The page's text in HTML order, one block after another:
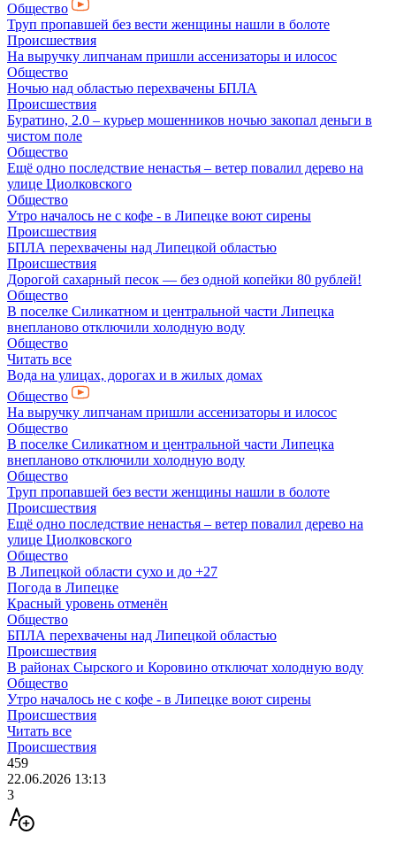
Общество
Труп пропавшей без вести женщины нашли в болоте
Происшествия
На выручку липчанам пришли ассенизаторы и илосос
Общество
Ночью над областью перехвачены БПЛА
Происшествия
Буратино, 2.0 – курьер мошенников ночью закопал деньги в
чистом поле
Общество
Ещё одно последствие ненастья – ветер повалил дерево на
улице Циолковского
Общество
Утро началось не с кофе - в Липецке воют сирены
Происшествия
БПЛА перехвачены над Липецкой областью
Происшествия
Дорогой сахарный песок — без одной копейки 80 рублей!
Общество
В поселке Силикатном и центральной части Липецка
внепланово отключили холодную воду
Общество
Читать все
Вода на улицах, дорогах и в жилых домах
Общество
На выручку липчанам пришли ассенизаторы и илосос
Общество
В поселке Силикатном и центральной части Липецка
внепланово отключили холодную воду
Общество
Труп пропавшей без вести женщины нашли в болоте
Происшествия
Ещё одно последствие ненастья – ветер повалил дерево на
улице Циолковского
Общество
В Липецкой области сухо и до +27
Погода в Липецке
Красный уровень отменён
Общество
БПЛА перехвачены над Липецкой областью
Происшествия
В районах Сырского и Коровино отключат холодную воду
Общество
Утро началось не с кофе - в Липецке воют сирены
Происшествия
Читать все
Происшествия
459
22.06.2026 13:13
3